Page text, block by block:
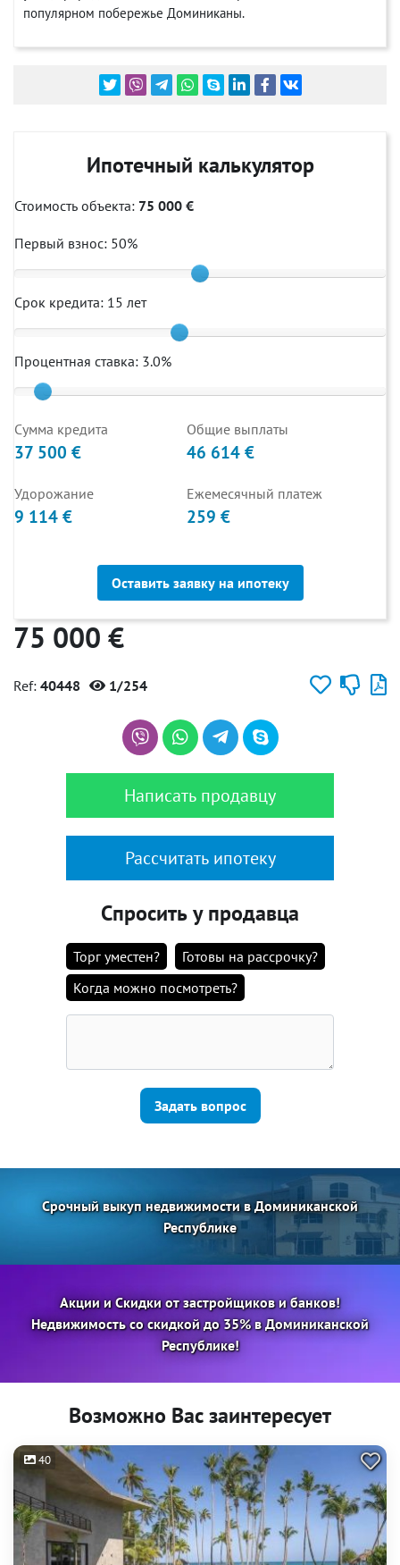
популярном побережье Доминиканы.
Ипотечный калькулятор
Стоимость объекта: 75 000 €
Первый взнос: 50%
Срок кредита: 15 лет
Процентная ставка: 3.0%
Cумма кредита
37 500 €
Общие выплаты
46 614 €
Удорожание
9 114 €
Ежемесячный платеж
259 €
Оставить заявку на ипотеку
75 000 €
Ref: 40448 1/254
Написать продавцу
Рассчитать ипотеку
Спросить у продавца
Торг уместен?
Готовы на рассрочку?
Когда можно посмотреть?
Задать вопрос
Срочный выкуп недвижимости в Доминиканской
Республике
Акции и Скидки от застройщиков и банков!
Недвижимость со скидкой до 35% в Доминиканской
Республике!
Возможно Вас заинтересует
40